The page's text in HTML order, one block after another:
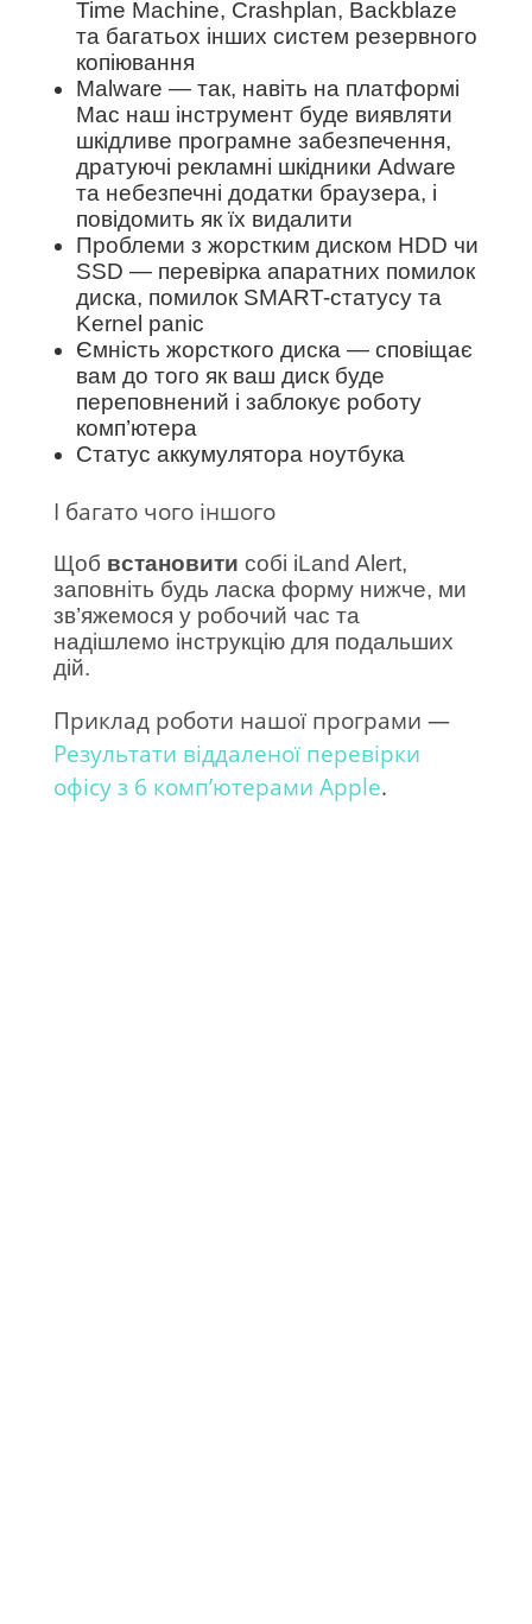
Time Machine, Crashplan, Backblaze
та багатьох інших систем резервного
копіювання
Malware — так, навіть на платформі
Mac наш інструмент буде виявляти
шкідливе програмне забезпечення,
дратуючі рекламні шкідники Adware
та небезпечні додатки браузера, і
повідомить як їх видалити
Проблеми з жорстким диском HDD чи
SSD — перевірка апаратних помилок
диска, помилок SMART-статусу та
Kernel panic
Ємність жорсткого диска — сповіщає
вам до того як ваш диск буде
переповнений і заблокує роботу
комп’ютера
Статус аккумулятора ноутбука
І багато чого іншого
Щоб встановити собі iLand Alert,
заповніть будь ласка форму нижче, ми
зв’яжемося у робочий час та
надішлемо інструкцію для подальших
дій.
Приклад роботи нашої програми —
Результати віддаленої перевірки
офісу з 6 комп’ютерами Apple.